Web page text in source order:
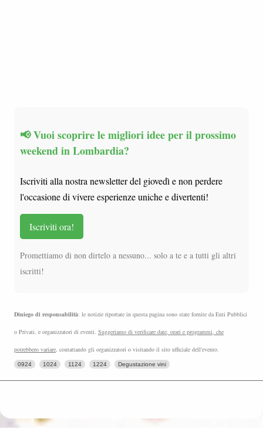
📢 Vuoi scoprire le migliori idee per il prossimo
weekend in Lombardia?
Iscriviti alla nostra newsletter del giovedì e non perdere
l'occasione di vivere esperienze uniche e divertenti!
Iscriviti ora!
Promettiamo di non dirtelo a nessuno... solo a te e a tutti gli altri
iscritti!
Diniego di responsabilità: le notizie riportate in questa pagina sono state fornite da Enti Pubblici
o Privati, e organizzatori di eventi. Suggeriamo di verificare date, orari e programmi, che
potrebbero variare , contattando gli organizzatori o visitando il sito ufficiale dell'evento.
0924 1024 1124 1224 Degustazione vini